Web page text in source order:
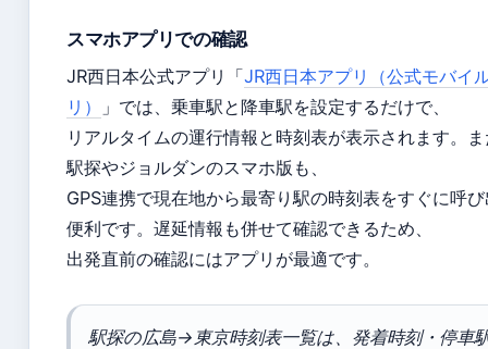
スマホアプリでの確認
JR西日本公式アプリ「JR西日本アプリ（公式モバイ
リ）
」では、乗車駅と降車駅を設定するだけで、
リアルタイムの運行情報と時刻表が表示されます。
駅探やジョルダンのスマホ版も、
GPS連携で現在地から最寄り駅の時刻表をすぐに呼
便利です。遅延情報も併せて確認できるため、
出発直前の確認にはアプリが最適です。
駅探の広島→東京時刻表一覧は、発着時刻・停車